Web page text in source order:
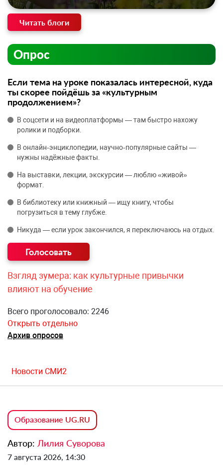
Читать блоги
Опрос
Если тема на уроке показалась интересной, куда
ты скорее пойдёшь за «культурным
продолжением»?
В соцсети и на видеоплатформы — там быстро нахожу
ролики и подборки.
В онлайн‑энциклопедии, научно‑популярные сайты —
нужны надёжные факты.
На выставки, лекции, экскурсии — люблю «живой»
формат.
В библиотеку или книжный — ищу книгу, чтобы
погрузиться в тему глубже.
Никуда — если урок закончился, я переключаюсь на отдых.
Взгляд зумера: как культурные привычки
влияют на обучение
Всего проголосовало: 2246
Открыть отдельно
Архив опросов
Новости СМИ2
Образование UG.RU
Автор: Лилия Суворова
7 августа 2026, 14:30